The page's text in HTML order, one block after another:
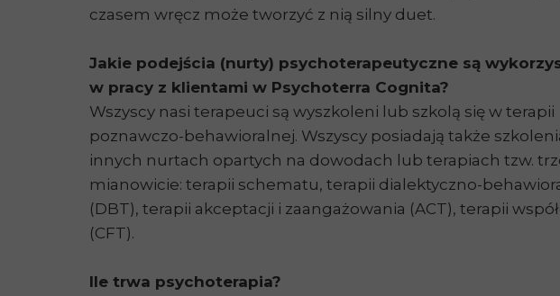
czasem wręcz może tworzyć z nią silny duet.
Jakie podejścia (nurty) psychoterapeutyczne są
w pracy z klientami w Psychoterra Cognita?
Wszyscy nasi terapeuci są wyszkoleni lub szkolą się w terapii
poznawczo-behawioralnej. Wszyscy posiadają także
innych nurtach opartych na dowodach lub terapiach tzw.
mianowicie: terapii schematu, terapii dialektyczno-
(DBT), terapii akceptacji i zaangażowania (ACT), terapii
(CFT).
Ile trwa psychoterapia?